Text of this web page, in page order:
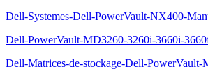
Dell-Systemes-Dell-PowerVault-NX400-
Dell-PowerVault-MD3260-3260i-3660i-
Dell-Matrices-de-stockage-Dell-